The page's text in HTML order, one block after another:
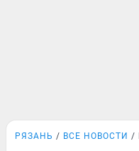
РЯЗАНЬ ВСЕ НОВОСТИ